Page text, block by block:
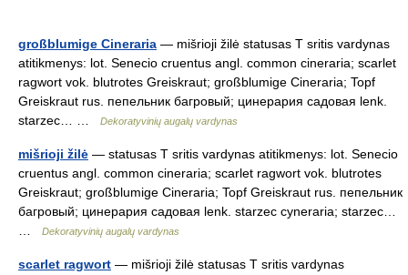
großblumige Cineraria — mišrioji žilė statusas T sritis vardynas
atitikmenys: lot. Senecio cruentus angl. common cineraria; scarlet
ragwort vok. blutrotes Greiskraut; großblumige Cineraria; Topf
Greiskraut rus. пепельник багровый; цинерария садовая lenk.
starzec… …
Dekoratyvinių augalų vardynas
mišrioji žilė — statusas T sritis vardynas atitikmenys: lot. Senecio
cruentus angl. common cineraria; scarlet ragwort vok. blutrotes
Greiskraut; großblumige Cineraria; Topf Greiskraut rus. пепельник
багровый; цинерария садовая lenk. starzec cyneraria; starzec…
Dekoratyvinių augalų vardynas
scarlet ragwort — mišrioji žilė statusas T sritis vardynas